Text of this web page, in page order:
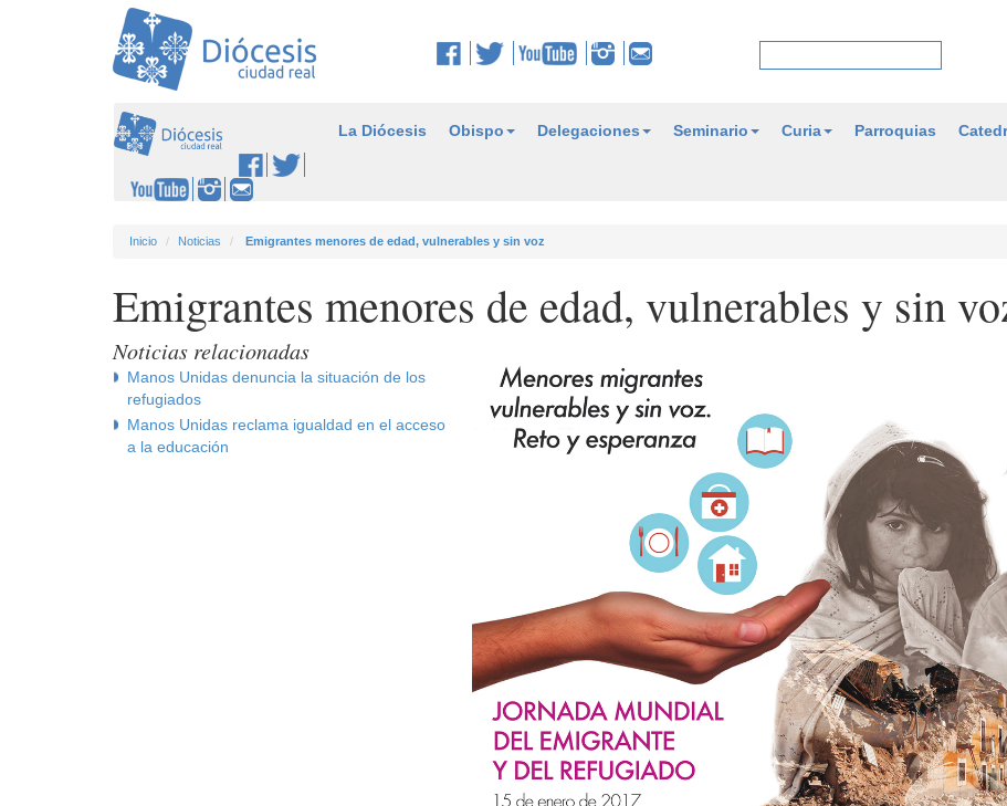
La Diócesis Obispo Delegaciones Seminario Curia Parroquias
Inicio Noticias Emigrantes menores de edad, vulnerables y sin voz
Emigrantes menores de edad, vulnerables y sin
Noticias relacionadas
Manos Unidas denuncia la situación de los
refugiados
Manos Unidas reclama igualdad en el acceso
a la educación